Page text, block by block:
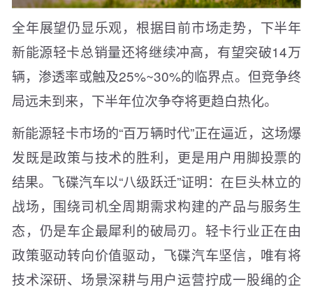
全年展望仍显乐观，根据目前市场走势，下半年
新能源轻卡总销量还将继续冲高，有望突破14万
辆，渗透率或触及25%~30%的临界点。但竞争终
局远未到来，下半年位次争夺将更趋白热化。
新能源轻卡市场的“百万辆时代”正在逼近，这场爆
发既是政策与技术的胜利，更是用户用脚投票的
结果。飞碟汽车以“八级跃迁”证明：在巨头林立的
战场，围绕司机全周期需求构建的产品与服务生
态，仍是车企最犀利的破局刃。轻卡行业正在由
政策驱动转向价值驱动，飞碟汽车坚信，唯有将
技术深研、场景深耕与用户运营拧成一股绳的企